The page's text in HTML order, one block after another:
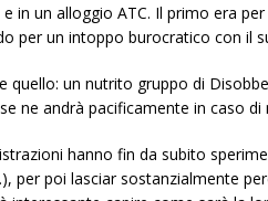
in un alloggio ATC. Il primo era
per un intoppo burocratico con il
quello: un nutrito gruppo di
ne andrà pacificamente in caso
hanno fin da subito
per poi lasciar sostanzialmente